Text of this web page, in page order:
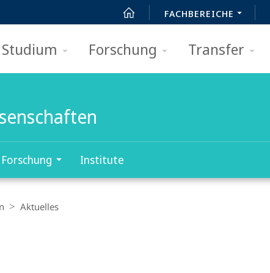
FACHBEREICHE
Studium Forschung Transfer
Forschung Institute
Aktuelles